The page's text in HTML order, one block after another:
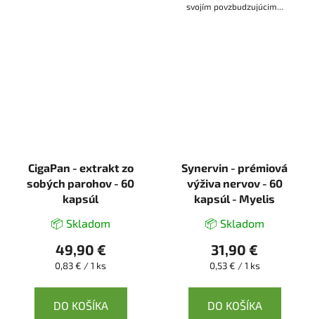
svojím povzbudzujúcim...
CigaPan - extrakt zo
sobých parohov - 60
kapsúl
📦 Skladom
49,90 €
Jednotková
0,83 € / 1 ks
DO KOŠÍKA
Synervin - prémiová
výživa nervov - 60
kapsúl - Myelis
📦 Skladom
31,90 €
Jednotková
0,53 € / 1 ks
DO KOŠÍKA